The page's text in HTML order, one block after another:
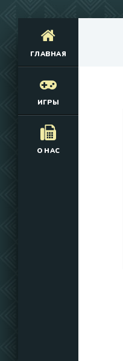
ГЛАВНАЯ
ИГРЫ
О НАС